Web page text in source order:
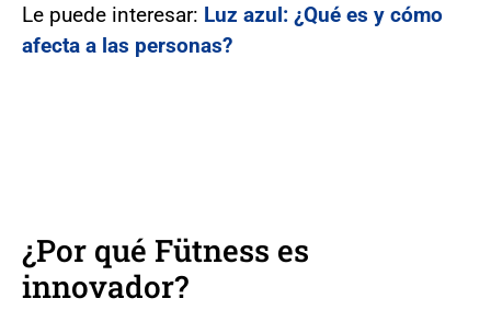
Le puede interesar: Luz azul: ¿Qué es y cómo
afecta a las personas?
¿Por qué Fütness es
innovador?